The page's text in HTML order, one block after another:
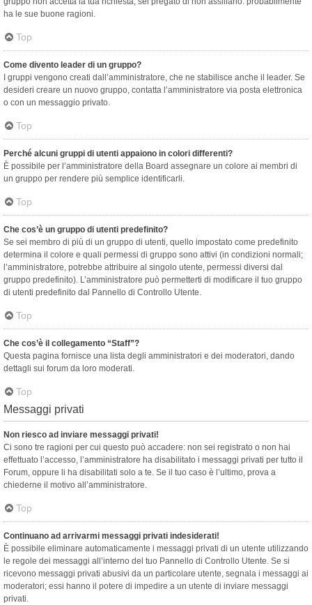
ha le sue buone ragioni.
Top
Come divento leader di un gruppo?
I gruppi vengono creati dall’amministratore, che ne stabilisce anche il leader. Se
desideri creare un nuovo gruppo, contatta l’amministratore via posta elettronica
o con un messaggio privato.
Top
Perché alcuni gruppi di utenti appaiono in colori differenti?
È possibile per l’amministratore della Board assegnare un colore ai membri di
un gruppo per rendere più semplice identificarli.
Top
Che cos’è un gruppo di utenti predefinito?
Se sei membro di più di un gruppo di utenti, quello impostato come predefinito
determina il colore e quali permessi di gruppo sono attivi (in condizioni normali;
l’amministratore, potrebbe attribuire al singolo utente, permessi diversi dal
gruppo predefinito). L’amministratore può permetterti di modificare il tuo gruppo
di utenti predefinito dal Pannello di Controllo Utente.
Top
Che cos’è il collegamento “Staff”?
Questa pagina fornisce una lista degli amministratori e dei moderatori, dando
dettagli sui forum da loro moderati.
Top
Messaggi privati
Non riesco ad inviare messaggi privati!
Ci sono tre ragioni per cui questo può accadere: non sei registrato o non hai
effettuato l’accesso, l’amministratore ha disabilitato i messaggi privati per tutto il
Forum, oppure li ha disabilitati solo a te. Se il tuo caso è l’ultimo, prova a
chiederne il motivo all’amministratore.
Top
Continuano ad arrivarmi messaggi privati indesiderati!
È possibile eliminare automaticamente i messaggi privati ​​di un utente utilizzando
le regole dei messaggi all’interno del tuo Pannello di Controllo Utente. Se si
ricevono messaggi privati ​​abusivi da un particolare utente, segnala i messaggi ai
moderatori; essi hanno il potere di impedire a un utente di inviare messaggi
privati​​.